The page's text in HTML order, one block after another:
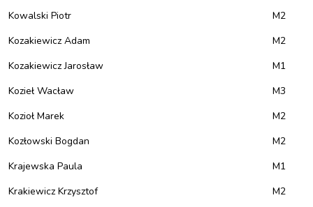
Kowalski Piotr
M2
Kozakiewicz Adam
M2
Kozakiewicz Jarosław
M1
Kozieł Wacław
M3
Kozioł Marek
M2
Kozłowski Bogdan
M2
Krajewska Paula
M1
Krakiewicz Krzysztof
M2